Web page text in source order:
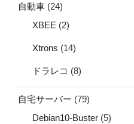
自動車 (24)
XBEE (2)
Xtrons (14)
ドラレコ (8)
自宅サーバー (79)
Debian10-Buster (5)